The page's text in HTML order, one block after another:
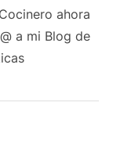
ahora
a mi Blog de